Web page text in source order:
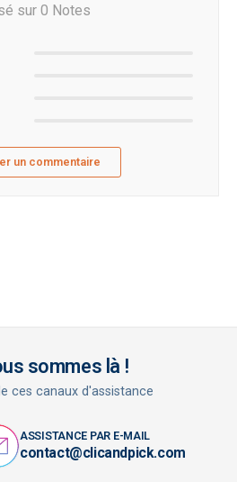
sur 0 Notes
un commentaire
sommes là !
ces canaux d'assistance
ASSISTANCE PAR E-MAIL
contact@clicandpick.com